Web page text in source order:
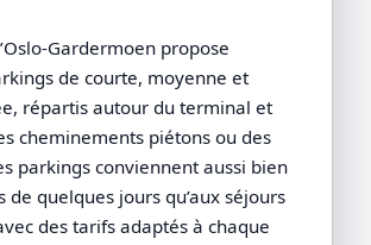
Gardermoen propose
de courte, moyenne et
répartis autour du terminal et
cheminements piétons ou des
parkings conviennent aussi bien
de quelques jours qu’aux séjours
des tarifs adaptés à chaque